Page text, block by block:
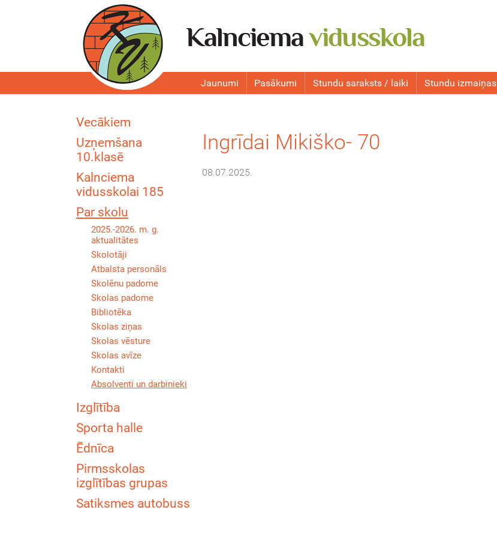
Jaunumi Pasākumi Stundu saraksts / laiki Stundu izmaiņas
Vecākiem
Uzņemšana
10.klasē
Kalnciema
vidusskolai 185
Par skolu
2025.-2026. m. g.
aktualitātes
Skolotāji
Atbalsta personāls
Skolēnu padome
Skolas padome
Bibliotēka
Skolas ziņas
Skolas vēsture
Skolas avīze
Kontakti
Absolventi un darbinieki
Izglītība
Sporta halle
Ēdnīca
Pirmsskolas
izglītības grupas
Satiksmes autobuss
Ingrīdai Mikiško- 70
08.07.2025.